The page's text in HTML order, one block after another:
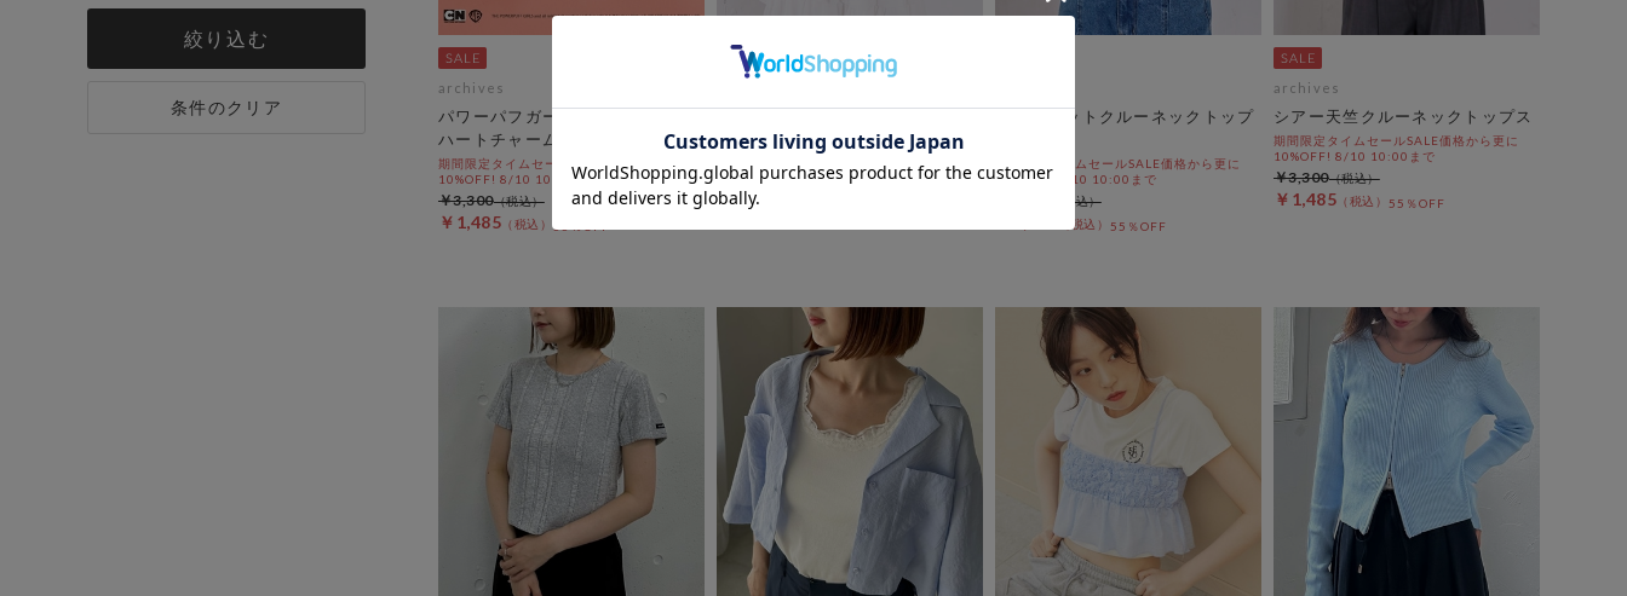
絞り込む
条件のクリア
archives
パワーパフガールズバターカップ
ハートチャームポーチ
期間限定タイムセールSALE価格から更に
10%OFF! 8/10 10:00まで
￥1,485 55％OFF
￥3,300
期間限定タイムセールSALE価格から更に
10%OFF! 8/10 10:00まで
￥1,485
￥5,500
スラブカットクルーネックトップ
期間限定タイムセールSALE価格から更に
10%OFF! 8/10 10:00まで
55％OFF
archives
シアー天竺クルーネックトップス
期間限定タイムセールSALE価格から更に
10%OFF! 8/10 10:00まで
￥1,485 55％OFF
￥3,300